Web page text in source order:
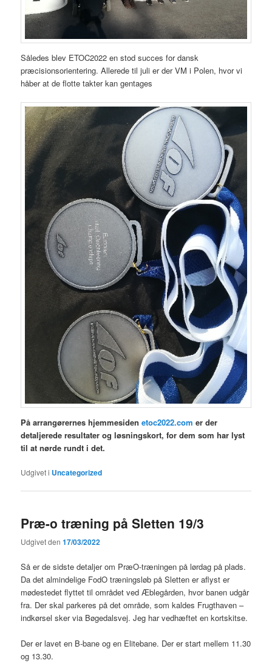
Således blev ETOC2022 en stod succes for dansk
præcisionsorientering. Allerede til juli er der VM i Polen, hvor vi
håber at de flotte takter kan gentages
På arrangørernes hjemmesidenetoc2022.com er der
detaljerede resultater og løsningskort, for dem som har lyst
til at nørde rundt i det.
Udgivet i Uncategorized
Præ-o træning på Sletten 19/3
Udgivet den17/03/2022
Så er de sidste detaljer om PræO-træningen på lørdag på plads.
Da det almindelige FodO træningsløb på Sletten er aflyst er
mødestedet flyttet til området ved Æblegården, hvor banen udgår
fra. Der skal parkeres på det område, som kaldes Frugthaven –
indkørsel sker via Bøgedalsvej. Jeg har vedhæftet en kortskitse.
Der er lavet en B-bane og en Elitebane. Der er start mellem 11.30
og 13.30.